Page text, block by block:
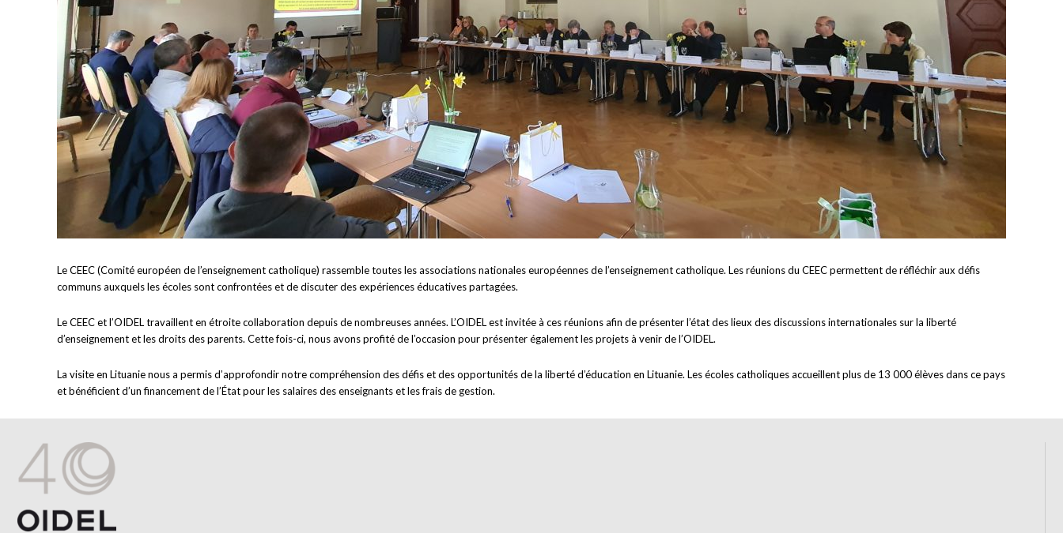
Le CEEC (Comité européen de l’enseignement catholique) rassemble toutes les associations nationales européennes de l’enseignement catholique. Les réunions du CEEC permettent de réfléchir aux défis
communs auxquels les écoles sont confrontées et de discuter des expériences éducatives partagées.
Le CEEC et l’OIDEL travaillent en étroite collaboration depuis de nombreuses années. L’OIDEL est invitée à ces réunions afin de présenter l’état des lieux des discussions internationales sur la liberté
d’enseignement et les droits des parents. Cette fois-ci, nous avons profité de l’occasion pour présenter également les projets à venir de l’OIDEL.
La visite en Lituanie nous a permis d’approfondir notre compréhension des défis et des opportunités de la liberté d’éducation en Lituanie. Les écoles catholiques accueillent plus de 13 000 élèves dans ce pays
et bénéficient d’un financement de l’État pour les salaires des enseignants et les frais de gestion.